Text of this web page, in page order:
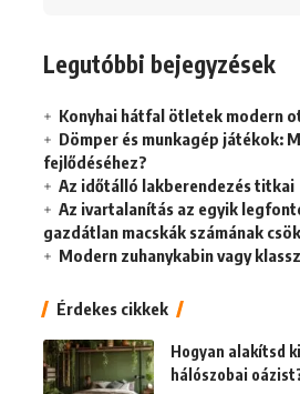
Legutóbbi bejegyzések
Konyhai hátfal ötletek modern
Dömper és munkagép játékok:
fejlődéséhez?
Az időtálló lakberendezés titkai
Az ivartalanítás az egyik
gazdátlan macskák számának
Modern zuhanykabin vagy
Érdekes cikkek
Hogyan alakítsd
hálószobai